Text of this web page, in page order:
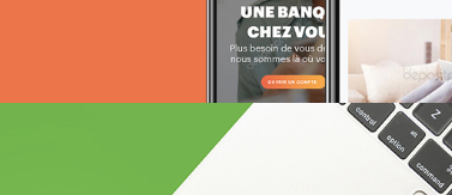
BCEAO sénégal